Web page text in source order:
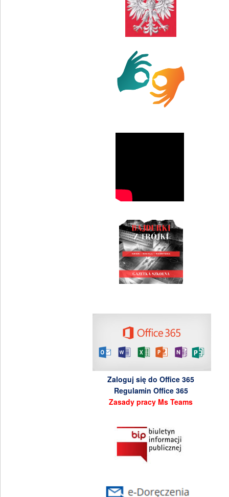
Zaloguj się do Office 365
Regulamin Office 365
Zasady pracy Ms Teams